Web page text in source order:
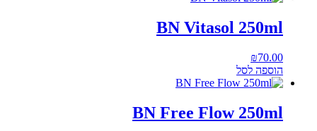
BN Vitasol 250ml
₪70.00
הוספה לסל
BN Free Flow 250ml